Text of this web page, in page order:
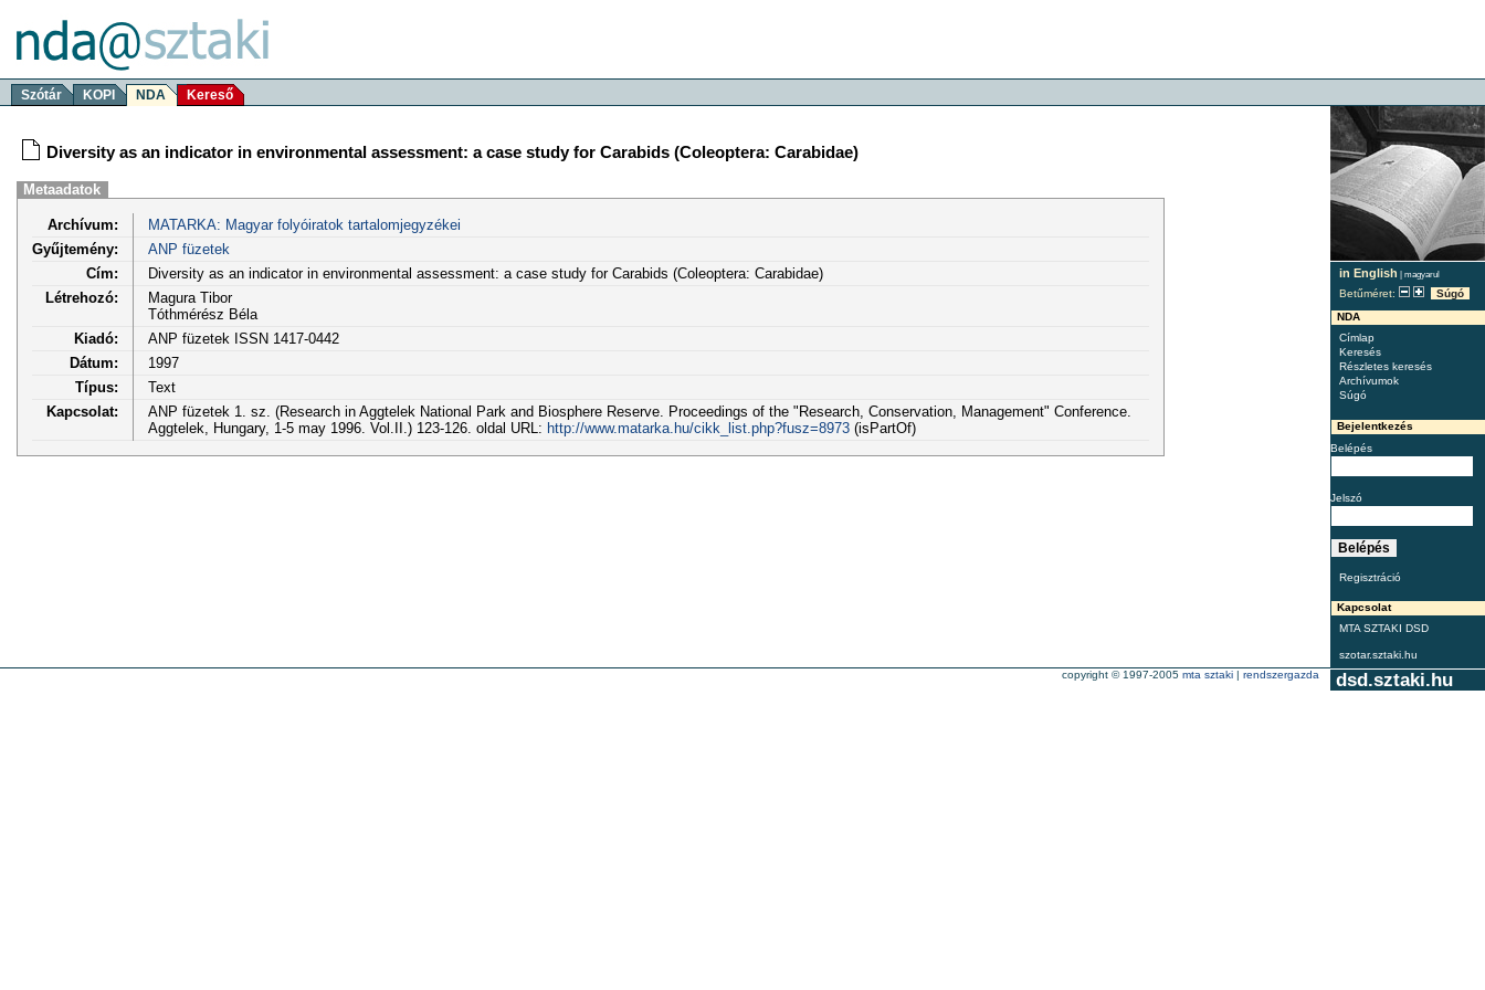
Szótár KOPI NDA Kereső
in English | magyarul
Betűméret:
Súgó
NDA
Címlap
Keresés
Részletes keresés
Archívumok
Súgó
Bejelentkezés
Belépés
Jelszó
Regisztráció
Kapcsolat
MTA SZTAKI DSD
szotar.sztaki.hu
Diversity as an indicator in environmental assessment: a case study for Carabids (Coleoptera: Carabidae)
Metaadatok
Archívum:
MATARKA: Magyar folyóiratok tartalomjegyzékei
Gyűjtemény:
ANP füzetek
Cím:
Diversity as an indicator in environmental assessment: a case study for Carabids (Coleoptera: Carabidae)
Létrehozó:
Magura Tibor
Tóthmérész Béla
Kiadó:
ANP füzetek ISSN 1417-0442
Dátum:
1997
Típus:
Text
Kapcsolat:
ANP füzetek 1. sz. (Research in Aggtelek National Park and Biosphere Reserve. Proceedings of the "Research, Conservation, Management" Conference.
Aggtelek, Hungary, 1-5 may 1996. Vol.II.) 123-126. oldal URL: http://www.matarka.hu/cikk_list.php?fusz=8973(isPartOf)
dsd.sztaki.hu
copyright © 1997-2005 mta sztaki | rendszergazda